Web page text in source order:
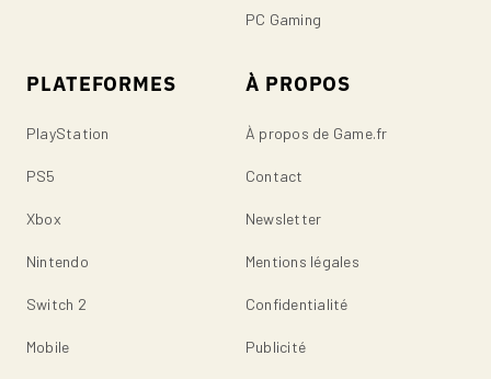
PC Gaming
PLATEFORMES
PlayStation
PS5
Xbox
Nintendo
Switch 2
Mobile
À PROPOS
À propos de Game.fr
Contact
Newsletter
Mentions légales
Confidentialité
Publicité